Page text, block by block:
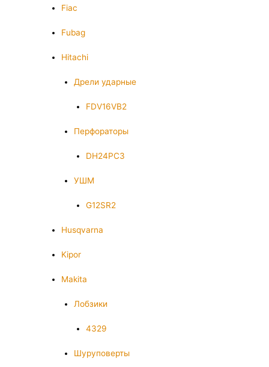
Fiac
Fubag
Hitachi
Дрели ударные
FDV16VB2
Перфораторы
DH24PC3
УШМ
G12SR2
Husqvarna
Kipor
Makita
Лобзики
4329
Шуруповерты